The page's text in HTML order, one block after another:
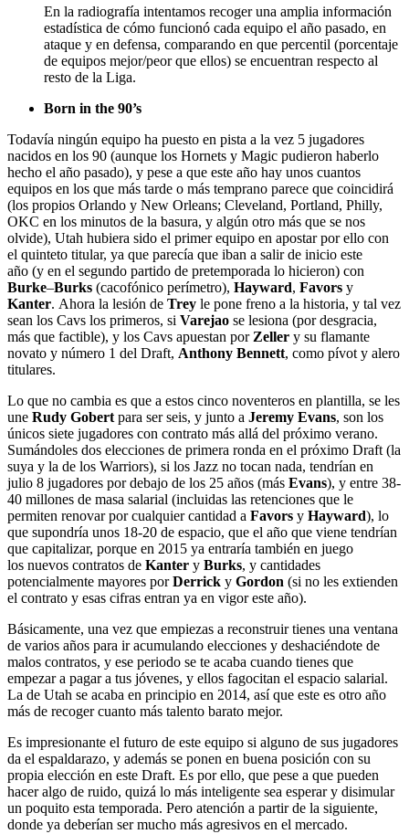
En la radiografía intentamos recoger una amplia información
estadística de cómo funcionó cada equipo el año pasado, en
ataque y en defensa, comparando en que percentil (porcentaje
de equipos mejor/peor que ellos) se encuentran respecto al
resto de la Liga.
Born in the 90’s
Todavía ningún equipo ha puesto en pista a la vez 5 jugadores
nacidos en los 90 (aunque los Hornets y Magic pudieron haberlo
hecho el año pasado), y pese a que este año hay unos cuantos
equipos en los que más tarde o más temprano parece que coincidirá
(los propios Orlando y New Orleans; Cleveland, Portland, Philly,
OKC en los minutos de la basura, y algún otro más que se nos
olvide), Utah hubiera sido el primer equipo en apostar por ello con
el quinteto titular, ya que parecía que iban a salir de inicio este
año (y en el segundo partido de pretemporada lo hicieron) con
Burke–Burks (cacofónico perímetro), Hayward, Favors y
Kanter. Ahora la lesión de Trey le pone freno a la historia, y tal vez
sean los Cavs los primeros, si Varejao se lesiona (por desgracia,
más que factible), y los Cavs apuestan por Zeller y su flamante
novato y número 1 del Draft, Anthony Bennett, como pívot y alero
titulares.
Lo que no cambia es que a estos cinco noventeros en plantilla, se les
une Rudy Gobert para ser seis, y junto a Jeremy Evans, son los
únicos siete jugadores con contrato más allá del próximo verano.
Sumándoles dos elecciones de primera ronda en el próximo Draft (la
suya y la de los Warriors), si los Jazz no tocan nada, tendrían en
julio 8 jugadores por debajo de los 25 años (más Evans), y entre 38-
40 millones de masa salarial (incluidas las retenciones que le
permiten renovar por cualquier cantidad a Favors y Hayward), lo
que supondría unos 18-20 de espacio, que el año que viene tendrían
que capitalizar, porque en 2015 ya entraría también en juego
los nuevos contratos de Kanter y Burks, y cantidades
potencialmente mayores porDerrick y Gordon (si no les extienden
el contrato y esas cifras entran ya en vigor este año).
Básicamente, una vez que empiezas a reconstruir tienes una ventana
de varios años para ir acumulando elecciones y deshaciéndote de
malos contratos, y ese periodo se te acaba cuando tienes que
empezar a pagar a tus jóvenes, y ellos fagocitan el espacio salarial.
La de Utah se acaba en principio en 2014, así que este es otro año
más de recoger cuanto más talento barato mejor.
Es impresionante el futuro de este equipo si alguno de sus jugadores
da el espaldarazo, y además se ponen en buena posición con su
propia elección en este Draft. Es por ello, que pese a que pueden
hacer algo de ruido, quizá lo más inteligente sea esperar y disimular
un poquito esta temporada. Pero atención a partir de la siguiente,
donde ya deberían ser mucho más agresivos en el mercado.